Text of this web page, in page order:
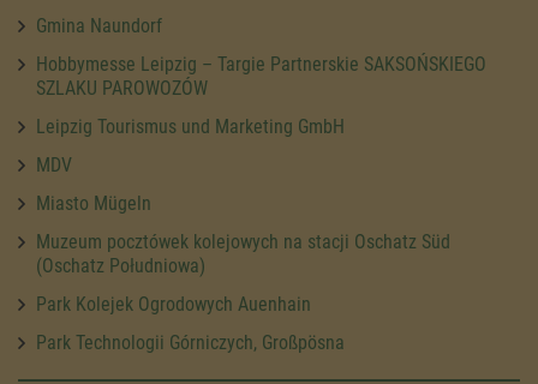
Gmina Naundorf
Hobbymesse Leipzig – Targie Partnerskie SAKSOŃSKIEGO
SZLAKU PAROWOZÓW
Leipzig Tourismus und Marketing GmbH
MDV
Miasto Mügeln
Muzeum pocztówek kolejowych na stacji Oschatz Süd
(Oschatz Południowa)
Park Kolejek Ogrodowych Auenhain
Park Technologii Górniczych, Großpösna